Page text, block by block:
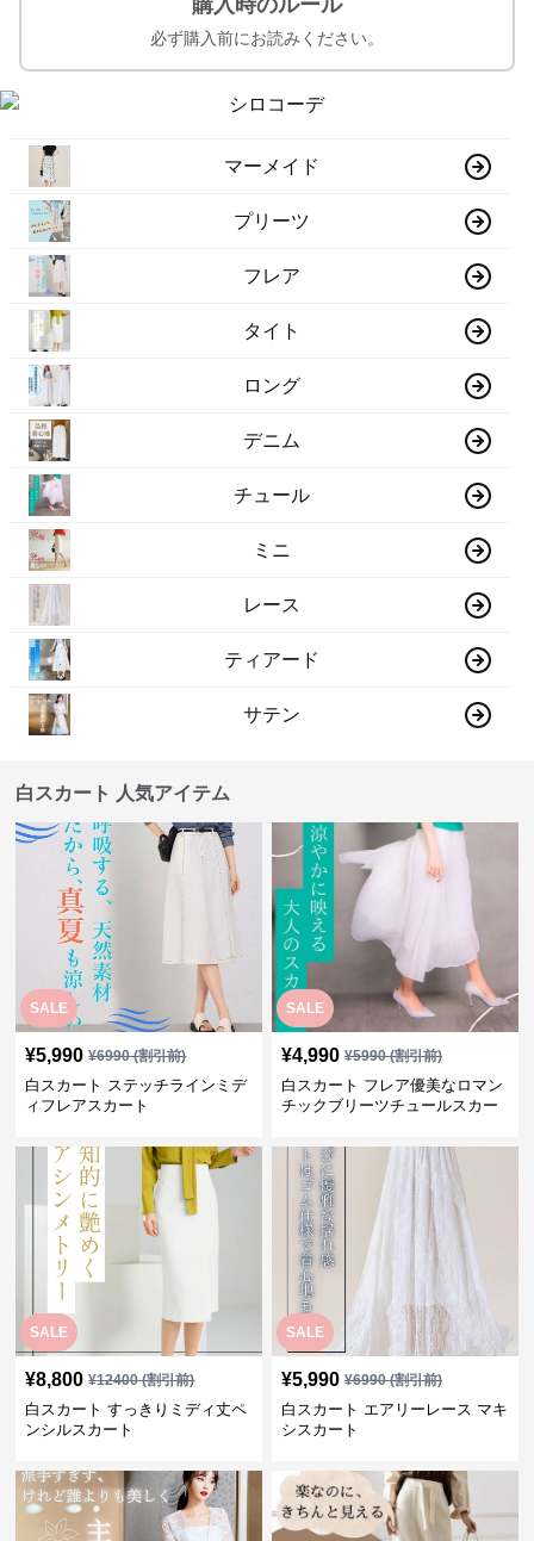
購入時のルール
必ず購入前にお読みください。
マーメイド
プリーツ
フレア
タイト
ロング
デニム
チュール
ミニ
レース
ティアード
サテン
白スカート 人気アイテム
SALE
¥5,990 ¥6990(割引前)
白スカート ステッチラインミデ
ィフレアスカート
SALE
¥4,990 ¥5990(割引前)
白スカート フレア優美なロマン
チックブリーツチュールスカー
SALE
¥8,800 ¥12400(割引前)
白スカート すっきりミディ丈ペ
ンシルスカート
SALE
¥5,990 ¥6990(割引前)
白スカート エアリーレース マキ
シスカート